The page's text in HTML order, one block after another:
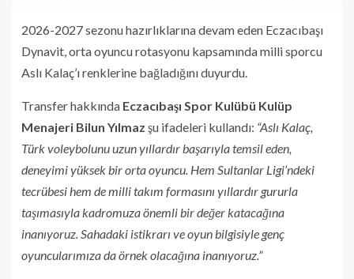
2026-2027 sezonu hazırlıklarına devam eden Eczacıbaşı
Dynavit, orta oyuncu rotasyonu kapsamında milli sporcu
Aslı Kalaç’ı renklerine bağladığını duyurdu.
Transfer hakkında Eczacıbaşı Spor Kulübü Kulüp
Menajeri Bilun Yılmaz şu ifadeleri kullandı: “Aslı Kalaç,
Türk voleybolunu uzun yıllardır başarıyla temsil eden,
deneyimi yüksek bir orta oyuncu. Hem Sultanlar Ligi’ndeki
tecrübesi hem de milli takım formasını yıllardır gururla
taşımasıyla kadromuza önemli bir değer katacağına
inanıyoruz. Sahadaki istikrarı ve oyun bilgisiyle genç
oyuncularımıza da örnek olacağına inanıyoruz.”